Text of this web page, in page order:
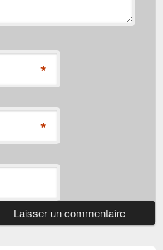
*
*